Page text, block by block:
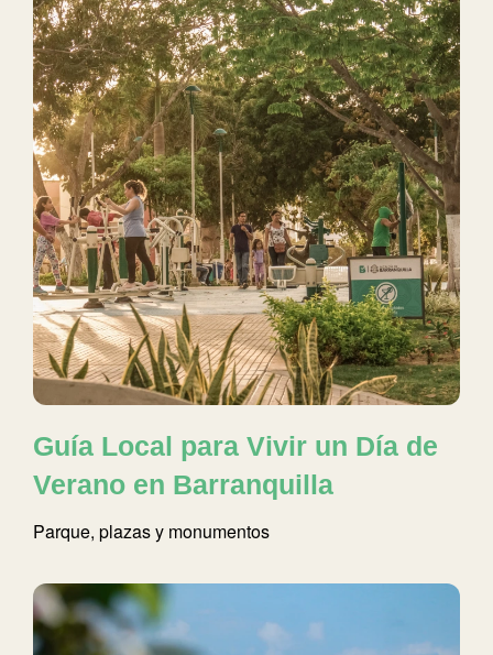
Guía Local para Vivir un Día de
Verano en Barranquilla
Parque, plazas y monumentos